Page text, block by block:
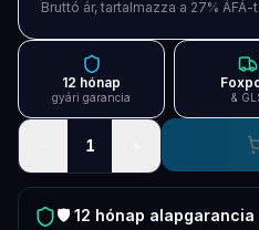
Támogatás
Új termékek
Keresés
Bruttó ár, tartalmazza a 27%
12 hónap
gyári garancia &
1
🛡️12 hónap alapgarancia